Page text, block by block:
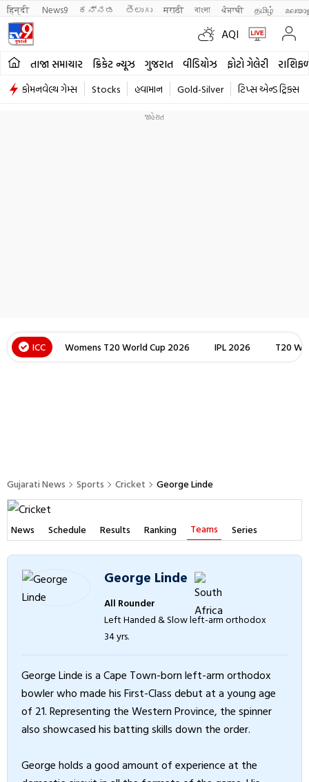
हिन्दी News9 ಕನ್ನಡ తెలుగు मराठी বাংলা ਪੰਜਾਬੀ தமிழ்
AQI
તાજા સમાચાર ક્રિકેટ ન્યૂઝ ગુજરાત વીડિયોઝ ફોટો ગેલેરી
કોમનવેલ્થ ગેમ્સ Stocks હવામાન Gold-Silver ટિપ્સ એન્ડ ટ્રિક્સ
ICC Womens T20 World Cup 2026 IPL 2026 T20
Gujarati News Sports Cricket George Linde
News Schedule Results Ranking Teams Series
George Linde
All Rounder
Left Handed & Slow left-arm orthodox
34 yrs.
George Linde is a Cape Town-born left-arm orthodox
bowler who made his First-Class debut at a young age
of 21. Representing the Western Province, the spinner
also showcased his batting skills down the order.
George holds a good amount of experience at the